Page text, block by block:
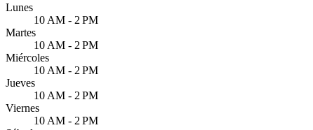
Lunes
10 AM - 2 PM
Martes
10 AM - 2 PM
Miércoles
10 AM - 2 PM
Jueves
10 AM - 2 PM
Viernes
10 AM - 2 PM